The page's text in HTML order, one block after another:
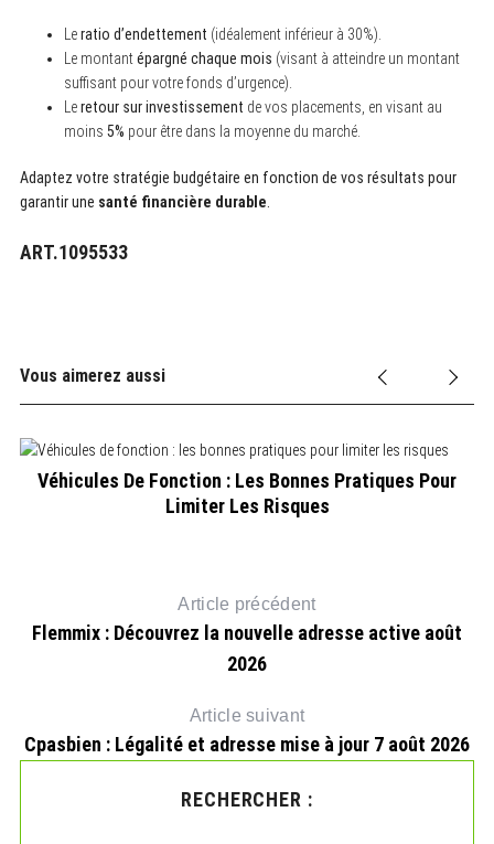
Leratio d’endettement (idéalement inférieur à 30%).
Le montantépargné chaque mois (visant à atteindre un montant
suffisant pour votre fonds d’urgence).
Leretour sur investissement de vos placements, en visant au
moins 5% pour être dans la moyenne du marché.
Adaptez votre stratégie budgétaire en fonction de vos résultats pour
garantir une santé financière durable.
ART.1095533
Vous aimerez aussi
Véhicules De Fonction : Les Bonnes Pratiques Pour
Limiter Les Risques
Article précédent
Flemmix : Découvrez la nouvelle adresse active août
2026
Article suivant
Cpasbien : Légalité et adresse mise à jour 7 août 2026
RECHERCHER :